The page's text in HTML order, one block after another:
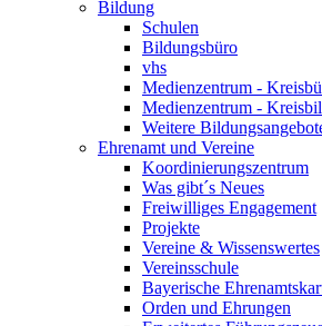
Bildung
Schulen
Bildungsbüro
vhs
Medienzentrum -
Medienzentrum -
Weitere
Ehrenamt und Vereine
Koordinierungszentrum
Was gibt´s Neues
Freiwilliges Engagement
Projekte
Vereine & Wissenswertes
Vereinsschule
Bayerische
Orden und Ehrungen